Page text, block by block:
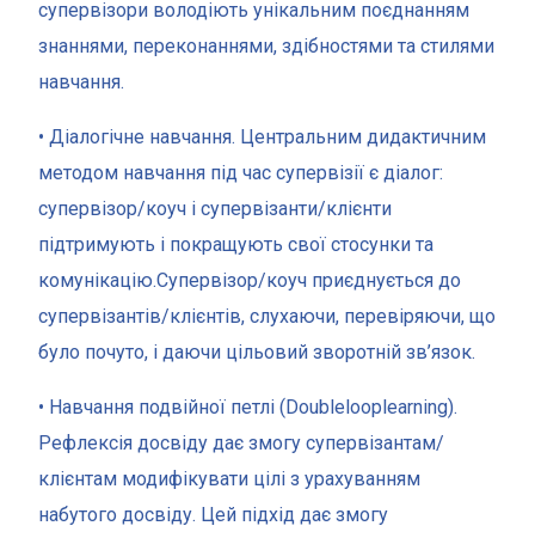
супервізори володіють унікальним поєднанням
знаннями, переконаннями, здібностями та стилями
навчання.
• Діалогічне навчання. Центральним дидактичним
методом навчання під час супервізії є діалог:
супервізор/коуч і супервізанти/клієнти
підтримують і покращують свої стосунки та
комунікацію.Супервізор/коуч приєднується до
супервізантів/клієнтів, слухаючи, перевіряючи, що
було почуто, і даючи цільовий зворотній зв’язок.
• Навчання подвійної петлі (Doublelooplearning).
Рефлексія досвіду дає змогу супервізантам/
клієнтам модифікувати цілі з урахуванням
набутого досвіду. Цей підхід дає змогу